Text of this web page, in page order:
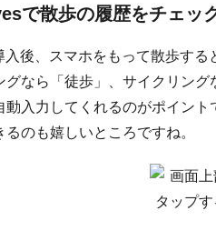
で散歩の履歴をチェッ
入後、スマホをもって散歩す
グなら「徒歩」、サイクリン
動入力してくれるのがポイン
るのも嬉しいところですね。